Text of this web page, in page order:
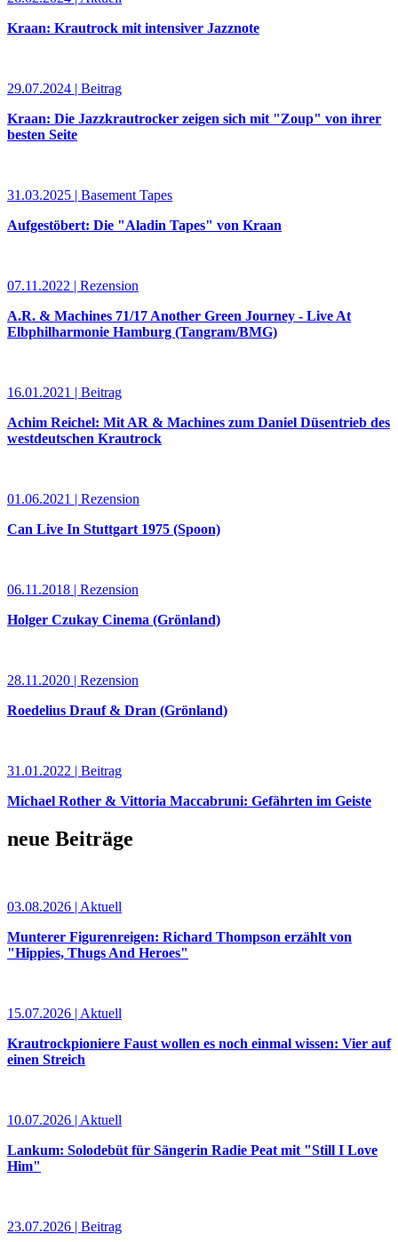
Kraan: Krautrock mit intensiver Jazznote
29.07.2024 | Beitrag
Kraan: Die Jazzkrautrocker zeigen sich mit "Zoup" von ihrer
besten Seite
31.03.2025 | Basement Tapes
Aufgestöbert: Die "Aladin Tapes" von Kraan
07.11.2022 | Rezension
A.R. & Machines 71/17 Another Green Journey - Live At
Elbphilharmonie Hamburg (Tangram/BMG)
16.01.2021 | Beitrag
Achim Reichel: Mit AR & Machines zum Daniel Düsentrieb des
westdeutschen Krautrock
01.06.2021 | Rezension
Can Live In Stuttgart 1975 (Spoon)
06.11.2018 | Rezension
Holger Czukay Cinema (Grönland)
28.11.2020 | Rezension
Roedelius Drauf & Dran (Grönland)
31.01.2022 | Beitrag
Michael Rother & Vittoria Maccabruni: Gefährten im Geiste
neue Beiträge
03.08.2026 | Aktuell
Munterer Figurenreigen: Richard Thompson erzählt von
"Hippies, Thugs And Heroes"
15.07.2026 | Aktuell
Krautrockpioniere Faust wollen es noch einmal wissen: Vier auf
einen Streich
10.07.2026 | Aktuell
Lankum: Solodebüt für Sängerin Radie Peat mit "Still I Love
Him"
23.07.2026 | Beitrag